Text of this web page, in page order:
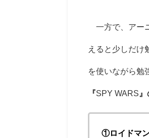
一方で、アー
えると少しだけ
を使いながら勉
『SPY WARS
①ロイドマ